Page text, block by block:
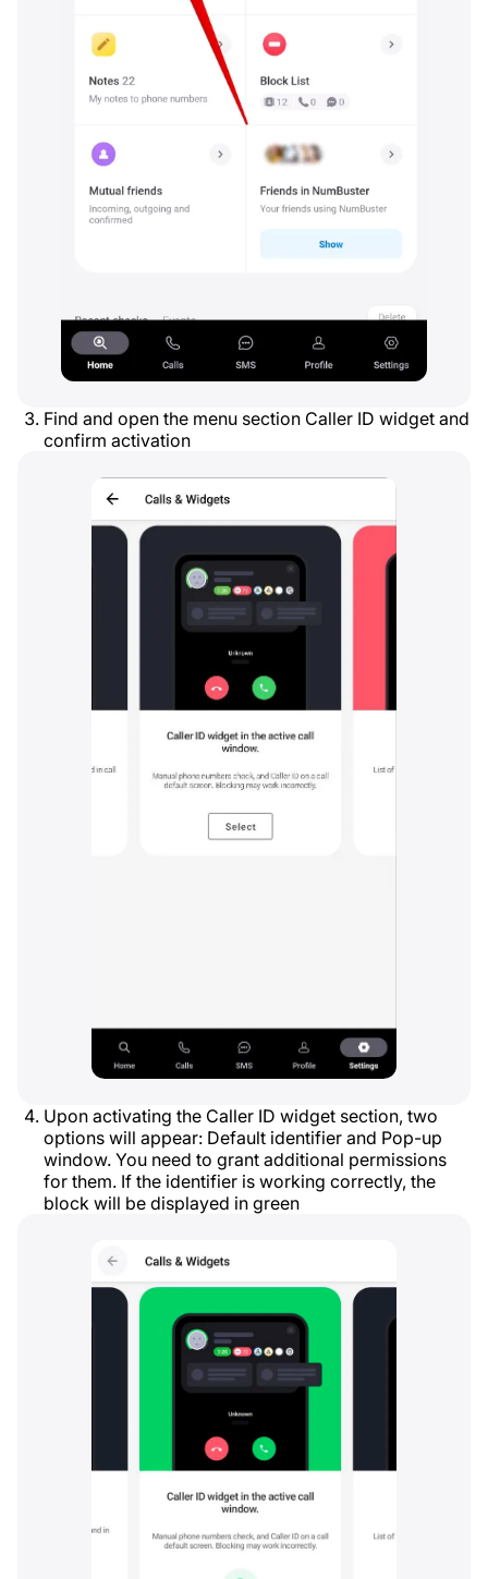
Find and open the menu section Caller ID widget and
confirm activation
Upon activating the Caller ID widget section, two
options will appear: Default identifier and Pop-up
window. You need to grant additional permissions
for them. If the identifier is working correctly, the
block will be displayed in green